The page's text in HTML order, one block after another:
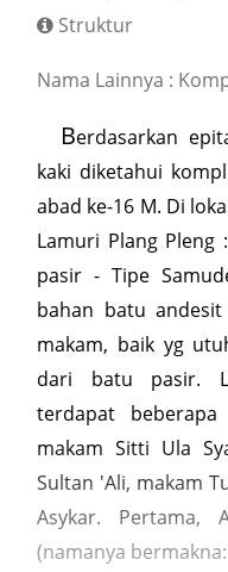
Struktur
Nama Lainnya :
Berdasarkan
kaki diketahui
abad ke-16 M. Di
Lamuri Plang
pasir - Tipe
bahan batu
makam, baik yg
dari batu pasir.
terdapat
makam Sitti Ula
Sultan 'Ali, makam
Asykar. Pertama,
(namanya